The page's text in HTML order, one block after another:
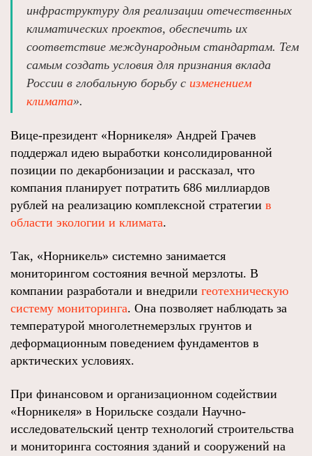
инфраструктуру для реализации отечественных
климатических проектов, обеспечить их
соответствие международным стандартам. Тем
самым создать условия для признания вклада
России в глобальную борьбу с изменением
климата».
Вице-президент «Норникеля» Андрей Грачев
поддержал идею выработки консолидированной
позиции по декарбонизации и рассказал, что
компания планирует потратить 686 миллиардов
рублей на реализацию комплексной стратегии в
области экологии и климата.
Так, «Норникель» системно занимается
мониторингом состояния вечной мерзлоты. В
компании разработали и внедрили геотехническую
систему мониторинга. Она позволяет наблюдать за
температурой многолетнемерзлых грунтов и
деформационным поведением фундаментов в
арктических условиях.
При финансовом и организационном содействии
«Норникеля» в Норильске создали Научно-
исследовательский центр технологий строительства
и мониторинга состояния зданий и сооружений на